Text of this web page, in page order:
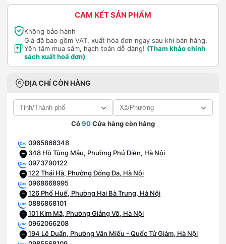
CAM KẾT SẢN PHẨM
Không bảo hành
Giá đã bao gồm VAT, xuất hóa đơn ngay sau khi bán hàng.
Yên tâm mua sắm, hạch toán dễ dàng! (Tham khảo chính
sách xuất hoá đơn)
ĐỊA CHỈ CÒN HÀNG
Có90Cửa hàng còn hàng
0965868348
348 Hồ Tùng Mậu, Phường Phú Diễn, Hà Nội
0973790122
122 Thái Hà, Phường Đống Đa, Hà Nội
0968668995
126 Phố Huế, Phường Hai Bà Trưng, Hà Nội
0886868101
101 Kim Mã, Phường Giảng Võ, Hà Nội
0962066208
194 Lê Duẩn, Phường Văn Miếu - Quốc Tử Giám, Hà Nội